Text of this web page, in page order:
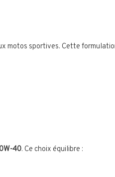
motos sportives. Cette
40. Ce choix équilibre :